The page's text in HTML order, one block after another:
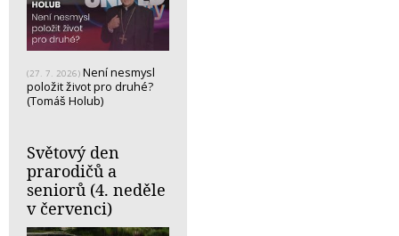
(27. 7. 2026) Není nesmysl
položit život pro druhé?
(Tomáš Holub)
Světový den
prarodičů a
seniorů (4. neděle
v červenci)